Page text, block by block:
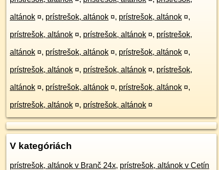
altánok ¤, prístrešok, altánok ¤, prístrešok, altánok ¤,
prístrešok, altánok ¤, prístrešok, altánok ¤, prístrešok,
altánok ¤, prístrešok, altánok ¤, prístrešok, altánok ¤,
prístrešok, altánok ¤, prístrešok, altánok ¤, prístrešok,
altánok ¤, prístrešok, altánok ¤, prístrešok, altánok ¤,
prístrešok, altánok ¤, prístrešok, altánok ¤
V kategóriách
prístrešok, altánok v Branč 24x, prístrešok, altánok v Cetín